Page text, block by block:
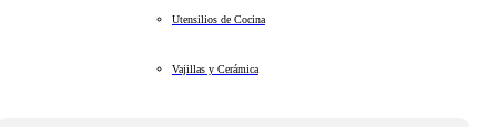
Utensilios de Cocina
Vajillas y Cerámica